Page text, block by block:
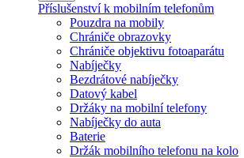
Příslušenství k mobilním telefonům
Pouzdra na mobily
Chrániče obrazovky
Chrániče objektivu fotoaparátu
Nabíječky
Bezdrátové nabíječky
Datový kabel
Držáky na mobilní telefony
Nabíječky do auta
Baterie
Držák mobilního telefonu na kolo